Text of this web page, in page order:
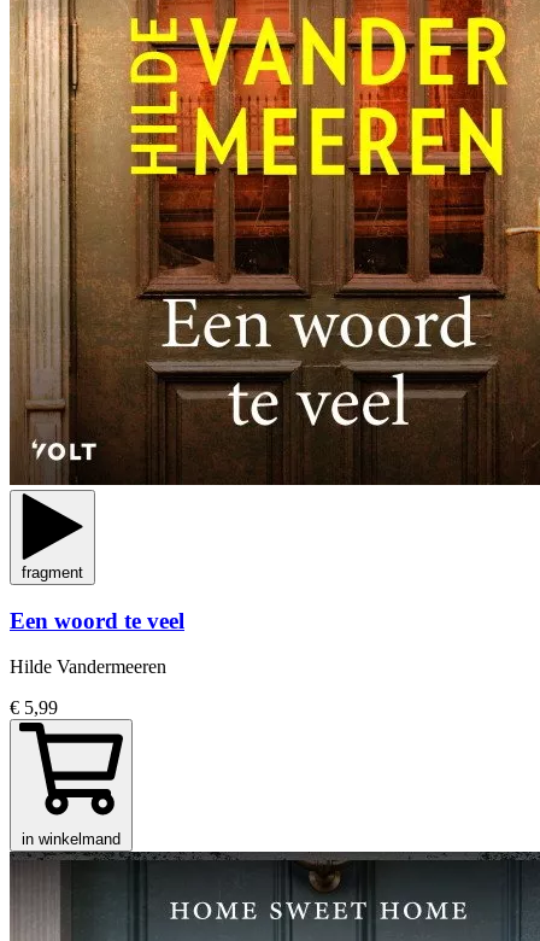
fragment
Een woord te veel
Hilde Vandermeeren
€ 5,99
in winkelmand